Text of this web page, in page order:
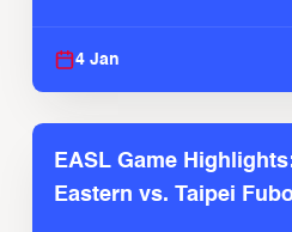
4 Jan
EASL Game
Eastern vs. Taipei